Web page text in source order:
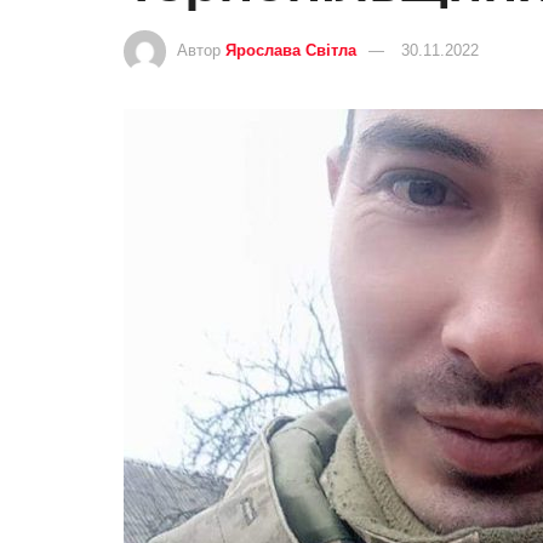
Автор Ярослава Світла 30.11.2022